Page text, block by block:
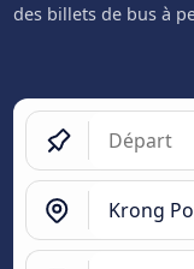
des billets de bus à